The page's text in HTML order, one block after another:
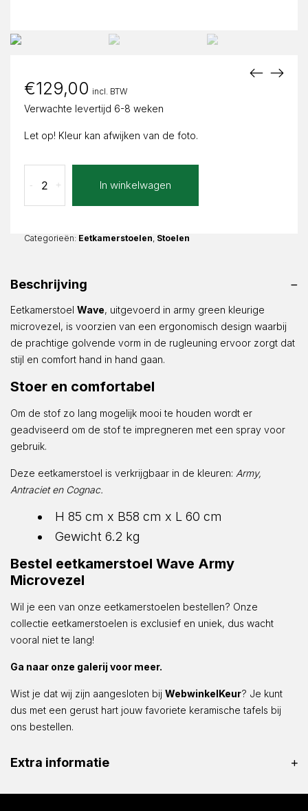
€129,00 incl. BTW
Verwachte levertijd 6-8 weken
Let op! Kleur kan afwijken van de foto.
Wave
Army
aantal
+
- In winkelwagen
Categorieën: Eetkamerstoelen Stoelen
Beschrijving
Eetkamerstoel Wave, uitgevoerd in army green kleurige
microvezel, is voorzien van een ergonomisch design waarbij
de prachtige golvende vorm in de rugleuning ervoor zorgt dat
stijl en comfort hand in hand gaan.
Stoer en comfortabel
Om de stof zo lang mogelijk mooi te houden wordt er
geadviseerd om de stof te impregneren met een spray voor
gebruik.
Deze eetkamerstoel is verkrijgbaar in de kleuren: Army,
Antraciet en Cognac.
H 85 cm x B58 cm x L 60 cm
Gewicht 6.2 kg
Bestel eetkamerstoel Wave Army
Microvezel
Wil je een van onze eetkamerstoelen bestellen? Onze
collectie eetkamerstoelen is exclusief en uniek, dus wacht
vooral niet te lang!
Ga naar onze galerij voor meer.
Wist je dat wij zijn aangesloten bij WebwinkelKeur? Je kunt
dus met een gerust hart jouw favoriete keramische tafels bij
ons bestellen.
Extra informatie